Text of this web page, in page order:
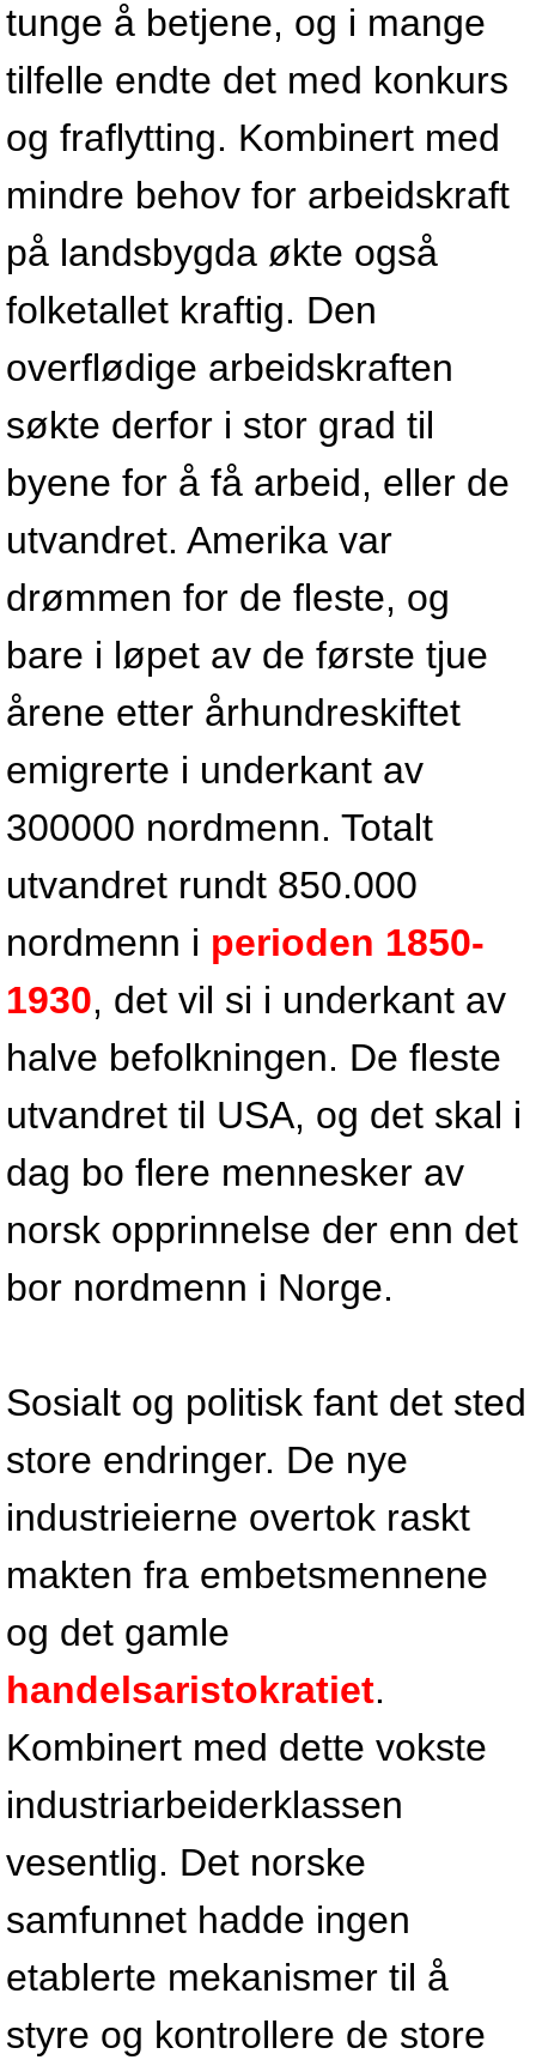
tunge å betjene, og i mange
tilfelle endte det med konkurs
og fraflytting. Kombinert med
mindre behov for arbeidskraft
på landsbygda økte også
folketallet kraftig. Den
overflødige arbeidskraften
søkte derfor i stor grad til
byene for å få arbeid, eller de
utvandret. Amerika var
drømmen for de fleste, og
bare i løpet av de første tjue
årene etter århundreskiftet
emigrerte i underkant av
300000 nordmenn. Totalt
utvandret rundt 850.000
nordmenn i perioden 1850-
1930, det vil si i underkant av
halve befolkningen. De fleste
utvandret til USA, og det skal i
dag bo flere mennesker av
norsk opprinnelse der enn det
bor nordmenn i Norge.
Sosialt og politisk fant det sted
store endringer. De nye
industrieierne overtok raskt
makten fra embetsmennene
og det gamle
handelsaristokratiet.
Kombinert med dette vokste
industriarbeiderklassen
vesentlig. Det norske
samfunnet hadde ingen
etablerte mekanismer til å
styre og kontrollere de store